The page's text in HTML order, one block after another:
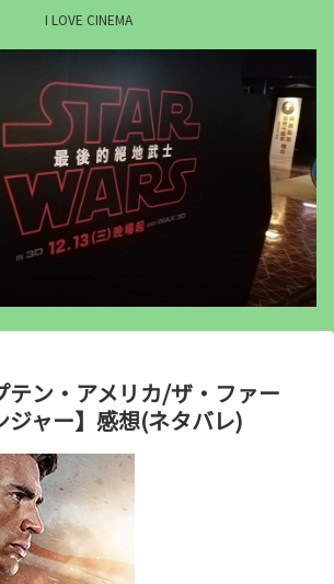
I LOVE CINEMA
テン・アメリカ/ザ・ファー
ジャー】感想(ネタバレ)